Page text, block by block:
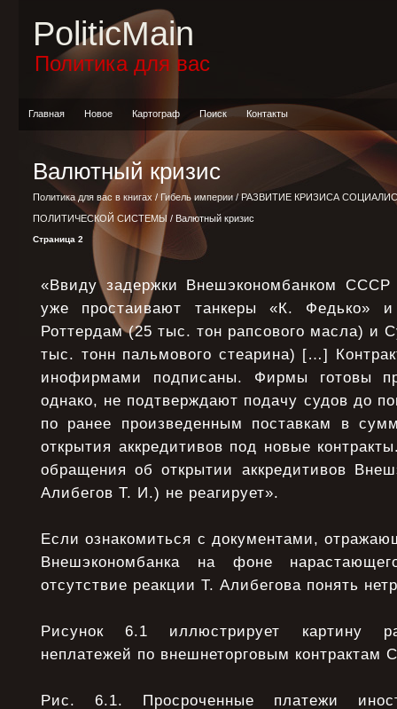
PoliticMain
Политика для вас
Главная Новое Картограф Поиск Контакты
Валютный кризис
Политика для вас в книгах / Гибель империи/РАЗВИТИЕ КРИЗИСА
ПОЛИТИЧЕСКОЙ СИСТЕМЫ / Валютный кризис
Страница 2
«Ввиду задержки Внешэкономбанком СССР
уже простаивают танкеры «К. Федько»
Роттердам (25 тыс. тон рапсового масла) и
тыс. тонн пальмового стеарина) […]
инофирмами подписаны. Фирмы готовы
однако, не подтверждают подачу судов до
по ранее произведенным поставкам в
открытия аккредитивов под новые
обращения об открытии аккредитивов
Алибегов Т. И.) не реагирует».
Если ознакомиться с документами,
Внешэкономбанка на фоне
отсутствие реакции Т. Алибегова понять
Рисунок 6.1 иллюстрирует картину
неплатежей по внешнеторговым контрактам
Рис. 6.1. Просроченные платежи